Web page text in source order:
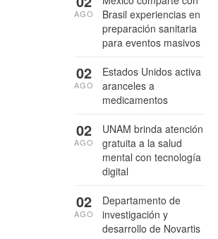
Brasil experiencias en
preparación sanitaria
para eventos masivos
AGO
Estados Unidos activa
aranceles a
medicamentos
02
AGO
UNAM brinda atención
gratuita a la salud
mental con tecnología
digital
02
AGO
Departamento de
investigación y
desarrollo de Novartis
02
AGO